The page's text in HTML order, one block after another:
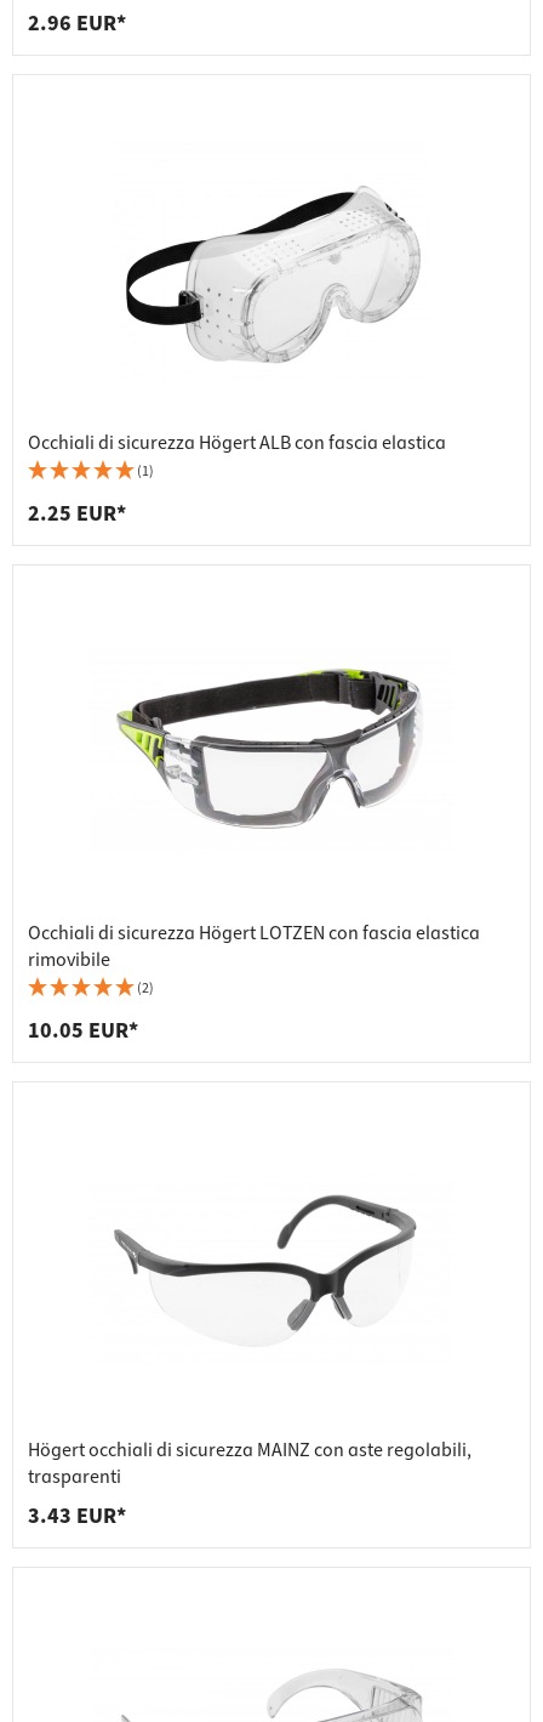
2.96 EUR*
Occhiali di sicurezza Högert ALB con fascia elastica
(1)
2.25 EUR*
Occhiali di sicurezza Högert LOTZEN con fascia elastica
rimovibile
(2)
10.05 EUR*
Högert occhiali di sicurezza MAINZ con aste regolabili,
trasparenti
3.43 EUR*